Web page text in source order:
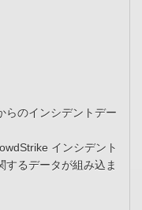
らのインシデントデー
インシデント
するデータが組み込ま